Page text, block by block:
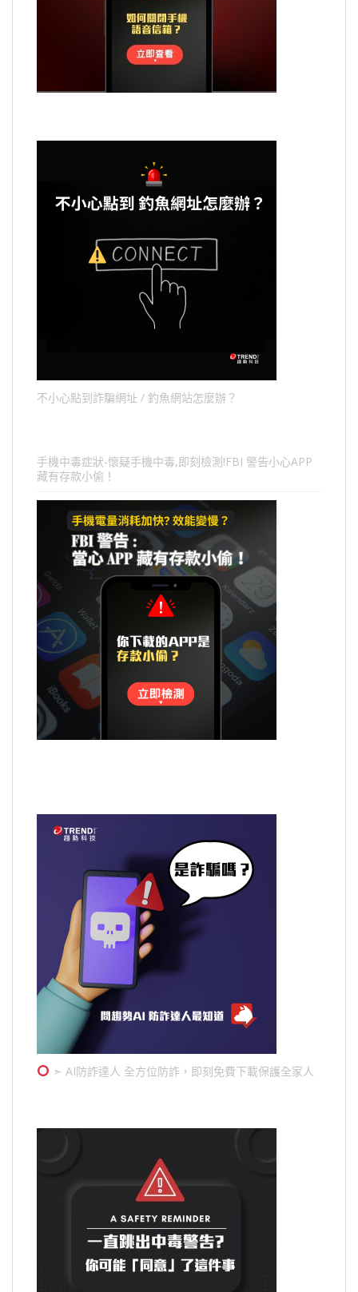
不小心點到詐騙網址 / 釣魚網站怎麼辦？
手機中毒症狀-懷疑手機中毒,即刻檢測!FBI 警告小心APP
藏有存款小偷！
➣ AI防詐達人 全方位防詐，即刻免費下載保護全家人